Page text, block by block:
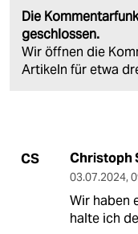
Die
geschlossen.
Wir öffnen die
Artikeln für etwa
CS Christoph
03.07.2024,
Wir haben
halte ich